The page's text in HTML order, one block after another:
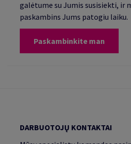
galėtume su Jumis susisiekti, ir
paskambins Jums patogiu laiku.
Paskambinkite man
DARBUOTOJŲ KONTAKTAI